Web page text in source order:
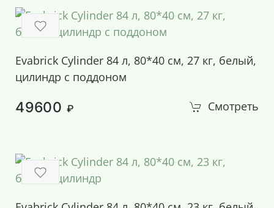
Evabrick Cylinder 84 л, 80*40 см, 27 кг, белый,
цилиндр с поддоном
49600 ₽ Смотреть